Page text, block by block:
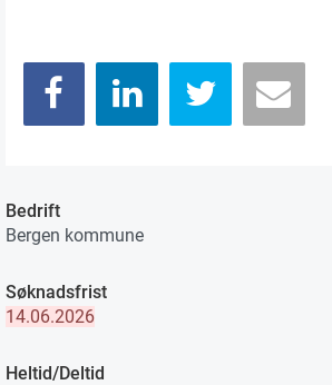
Bedrift
Bergen kommune
Søknadsfrist
14.06.2026
Heltid/Deltid